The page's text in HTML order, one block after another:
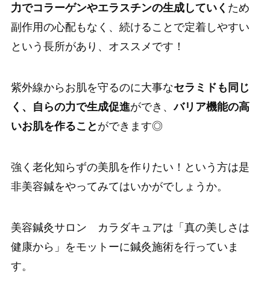
力でコラーゲンやエラスチンの生成していく ため
副作用の心配もなく、続けることで定着しやすい
という長所があり、オススメです！
紫外線からお肌を守るのに大事なセラミドも同じ
く、自らの力で生成促進ができ、バリア機能の高
いお肌を作ること ができます◎
強く老化知らずの美肌を作りたい！という方は是
非美容鍼をやってみてはいかがでしょうか。
美容鍼灸サロン カラダキュアは「真の美しさは
健康から」をモットーに鍼灸施術を行っていま
す。